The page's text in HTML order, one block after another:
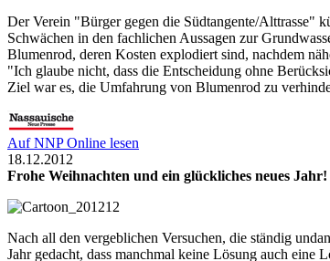
Der Verein "Bürger gegen die Südtangente/Alttrasse"
Schwächen in den fachlichen Aussagen zur
Blumenrod, deren Kosten explodiert sind, nachdem
"Ich glaube nicht, dass die Entscheidung ohne
Ziel war es, die Umfahrung von Blumenrod zu
Auf NNP Online lesen
18.12.2012
Frohe Weihnachten und ein glückliches neues Jahr!
Nach all den vergeblichen Versuchen, die ständig
Jahr gedacht, dass manchmal keine Lösung auch eine